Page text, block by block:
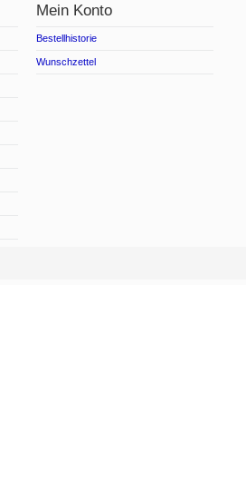
Mein Konto
Bestellhistorie
Wunschzettel